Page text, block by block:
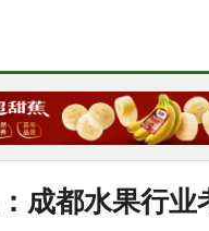
成都水果行业